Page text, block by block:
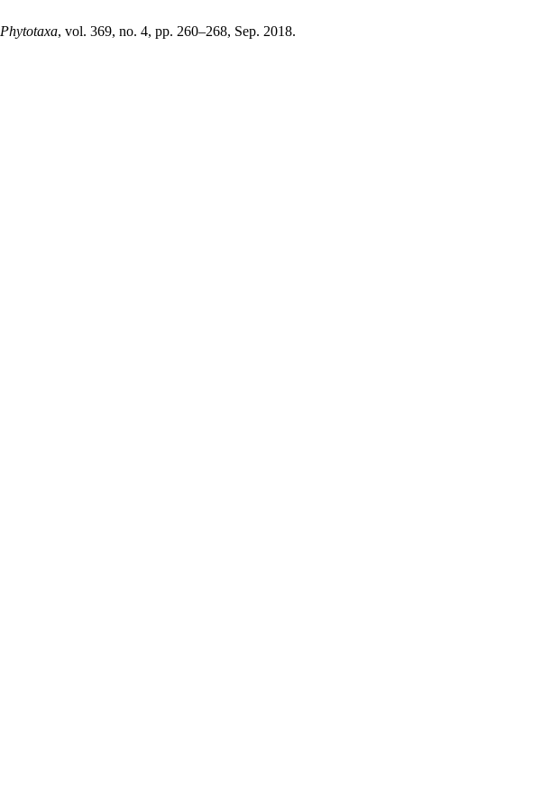
Phytotaxa, vol. 369, no. 4, pp. 260–268, Sep. 2018.